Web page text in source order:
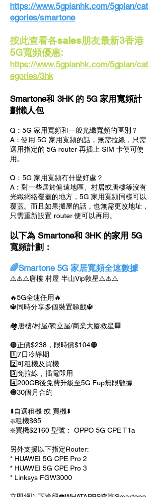
https://www.5gplanhk.com/5gplan/cat
egories/smartone
按此查看各sales朋友最新3香港
5G寬頻優惠:
https://www.5gplanhk.com/5gplan/cat
egories/3hk
Smartone和 3HK 的 5G 家用寬頻計
劃懶人包
Q：5G 家用寬頻和一般光纖寬頻的區別？
A：使用 5G 家用寬頻的話，無需拉線，只需
選用指定的 5G router 再插上 SIM 卡便可使
用。
Q：5G 家用寬頻有什麼好處？
A：對一些居於偏遠地區、村居或唐樓等沒有
光纖網絡覆蓋的地方，5G 家用寬頻同樣可以
覆蓋。而且如果搬屋的話，也無需更改地址，
只需重新設置 router 便可以再用。
以下為 Smartone和 3HK 的家用 5G
寬頻計劃：
🌈Smartone 5G 家居寬頻全速數據
⚠️⚠️⚠️唐樓 村屋 半山Vip救星⚠️⚠️⚠️
🔥5G全速任用🔥
🔱同時分享多個裝置睇戲🔱
🏘唐樓/村屋/獨立屋/商業大廈救星🏢
🟠正價$238，限時價$104🟠
1️⃣7日冷靜期
2️⃣可租機及買機
3️⃣免拉線，插電即用
4️⃣200GB後免費升級至5G Fup無限數據
🟠30個月合約
⬇️自選租機 或 買機⬇️
❇️租機$65
❇️買機$2160 型號： OPPO 5G CPE T1a
另外支援以下指定Router:
* HUAWEI 5G CPE Pro 2
* HUAWEI 5G CPE Pro 3
* Linksys FGW3000